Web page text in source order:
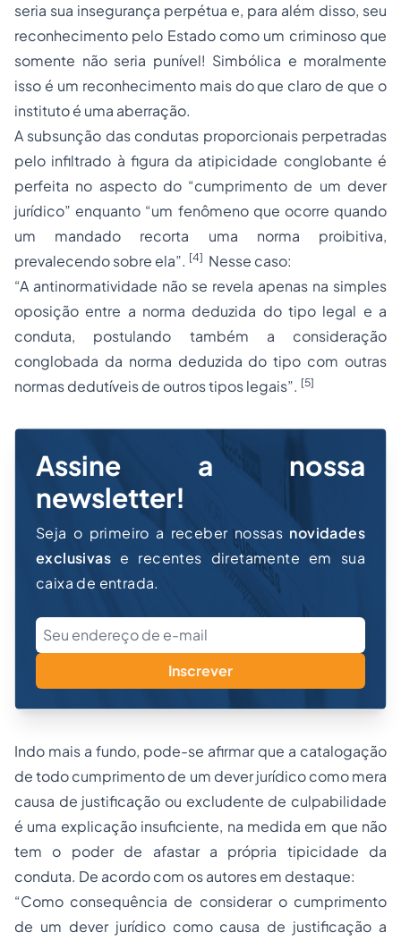
seria sua insegurança perpétua e, para além disso, seu
reconhecimento pelo Estado como um criminoso que
somente não seria punível! Simbólica e moralmente
isso é um reconhecimento mais do que claro de que o
instituto é uma aberração.
A subsunção das condutas proporcionais perpetradas
pelo infiltrado à figura da atipicidade conglobante é
perfeita no aspecto do “cumprimento de um dever
jurídico” enquanto “um fenômeno que ocorre quando
um mandado recorta uma norma proibitiva,
prevalecendo sobre ela”. [4] Nesse caso:
“A antinormatividade não se revela apenas na simples
oposição entre a norma deduzida do tipo legal e a
conduta, postulando também a consideração
conglobada da norma deduzida do tipo com outras
normas dedutíveis de outros tipos legais”. [5]
Assine a nossa
newsletter!
Seja o primeiro a receber nossas novidades
exclusivas e recentes diretamente em sua
caixa de entrada.
Inscrever
Indo mais a fundo, pode-se afirmar que a catalogação
de todo cumprimento de um dever jurídico como mera
causa de justificação ou excludente de culpabilidade
é uma explicação insuficiente, na medida em que não
tem o poder de afastar a própria tipicidade da
conduta. De acordo com os autores em destaque:
“Como consequência de considerar o cumprimento
de um dever jurídico como causa de justificação a